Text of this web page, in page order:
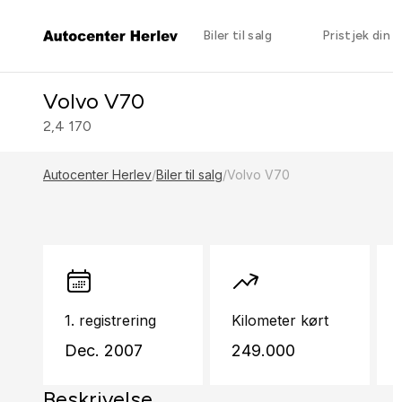
Biler til salg Pristjek din
Volvo V70
2,4 170
Autocenter Herlev/Biler til salg/Volvo V70
1. registrering
Dec. 2007
Kilometer kørt
249.000